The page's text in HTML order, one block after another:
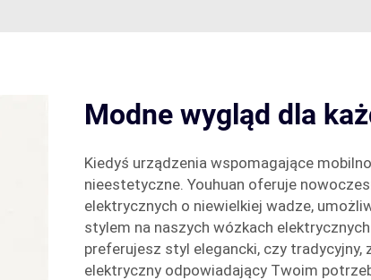
Modne wygląd dla
Kiedyś urządzenia wspomagające
nieestetyczne. Youhuan oferuje
elektrycznych o niewielkiej wadze,
stylem na naszych wózkach
preferujesz styl elegancki, czy
elektryczny odpowiadający Twoim